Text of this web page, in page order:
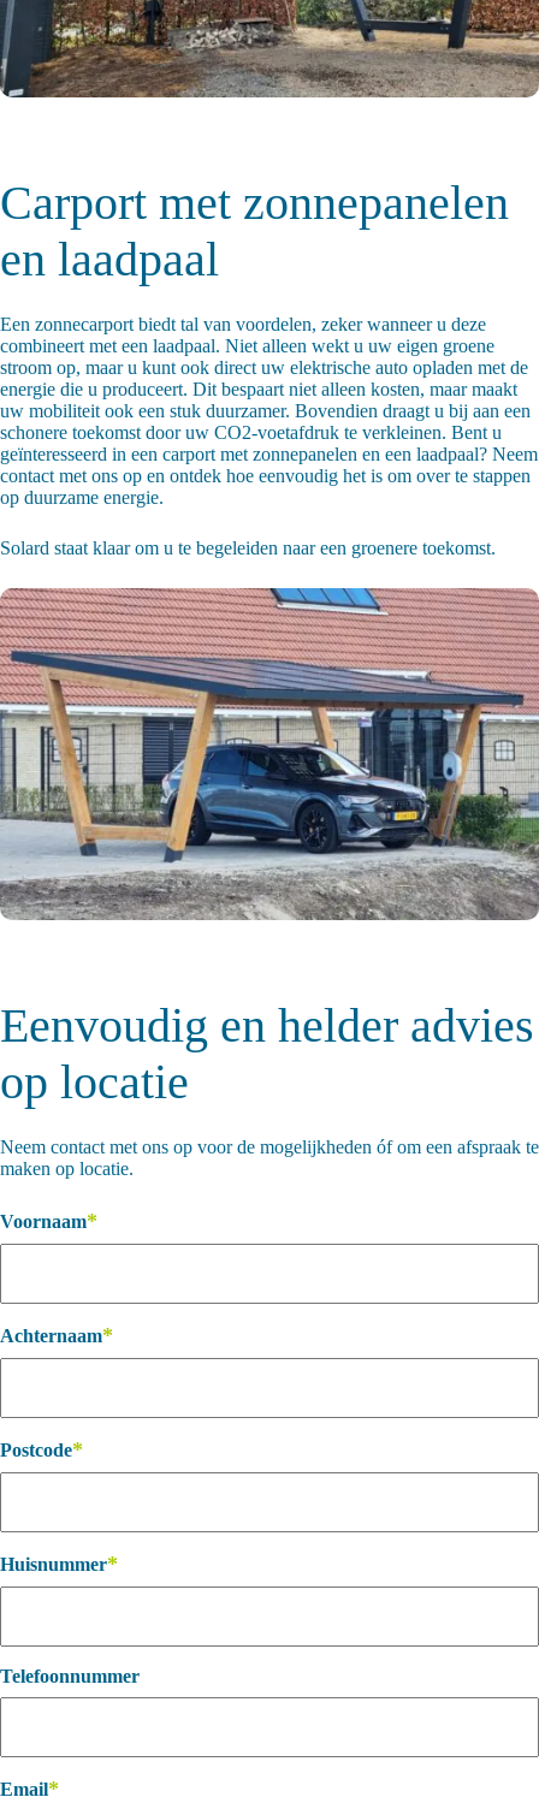
Carport met zonnepanelen
en laadpaal
Een zonnecarport biedt tal van voordelen, zeker wanneer u deze
combineert met een laadpaal. Niet alleen wekt u uw eigen groene
stroom op, maar u kunt ook direct uw elektrische auto opladen met de
energie die u produceert. Dit bespaart niet alleen kosten, maar maakt
uw mobiliteit ook een stuk duurzamer. Bovendien draagt u bij aan een
schonere toekomst door uw CO2-voetafdruk te verkleinen. Bent u
geïnteresseerd in een carport met zonnepanelen en een laadpaal? Neem
contact met ons op en ontdek hoe eenvoudig het is om over te stappen
op duurzame energie.
Solard staat klaar om u te begeleiden naar een groenere toekomst.
Eenvoudig en helder advies
op locatie
Neem contact met ons op voor de mogelijkheden óf om een afspraak te
maken op locatie.
Voornaam*
Achternaam*
Postcode*
Huisnummer*
Telefoonnummer
Email*